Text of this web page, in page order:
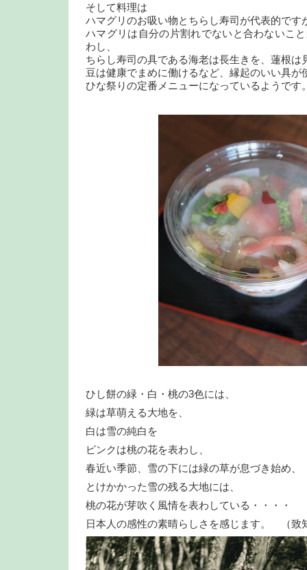
そして料理は
ハマグリのお吸い物とちらし寿司が代表的です
ハマグリは自分の片割れでないと合わないこ
わし、
ちらし寿司の具である海老は長生きを、蓮根は
豆は健康でまめに働けるなど、縁起のいい具が
ひな祭りの定番メニューになっているようです
ひし餅の緑・白・桃の3色には、
緑は草萌える大地を、
白は雪の純白を
ピンクは桃の花を表わし、
春近い季節、雪の下には緑の草が息づき始め、
とけかかった雪の残る大地には、
桃の花が芽吹く風情を表わしている・・・・
日本人の感性の素晴らしさを感じます。 （致